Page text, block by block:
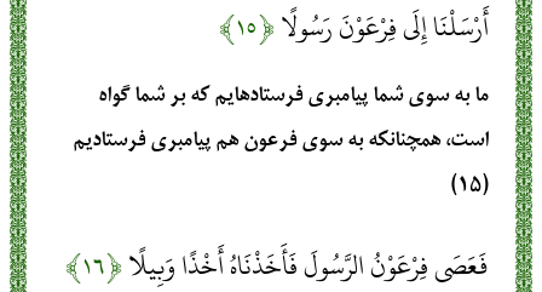
أَرْسَلْنَا إِلَى فِرْعَوْنَ رَسُولًا﴿۱۵﴾
ما به سوى شما پيامبرى فرستاده‏ايم كه بر شما گواه
است، همچنانكه به سوى فرعون هم پيامبرى فرستاديم‏
(۱۵)
فَعَصَى فِرْعَوْنُ الرَّسُولَ فَأَخَذْنَاهُ أَخْذًا وَبِيلًا﴿۱۶﴾